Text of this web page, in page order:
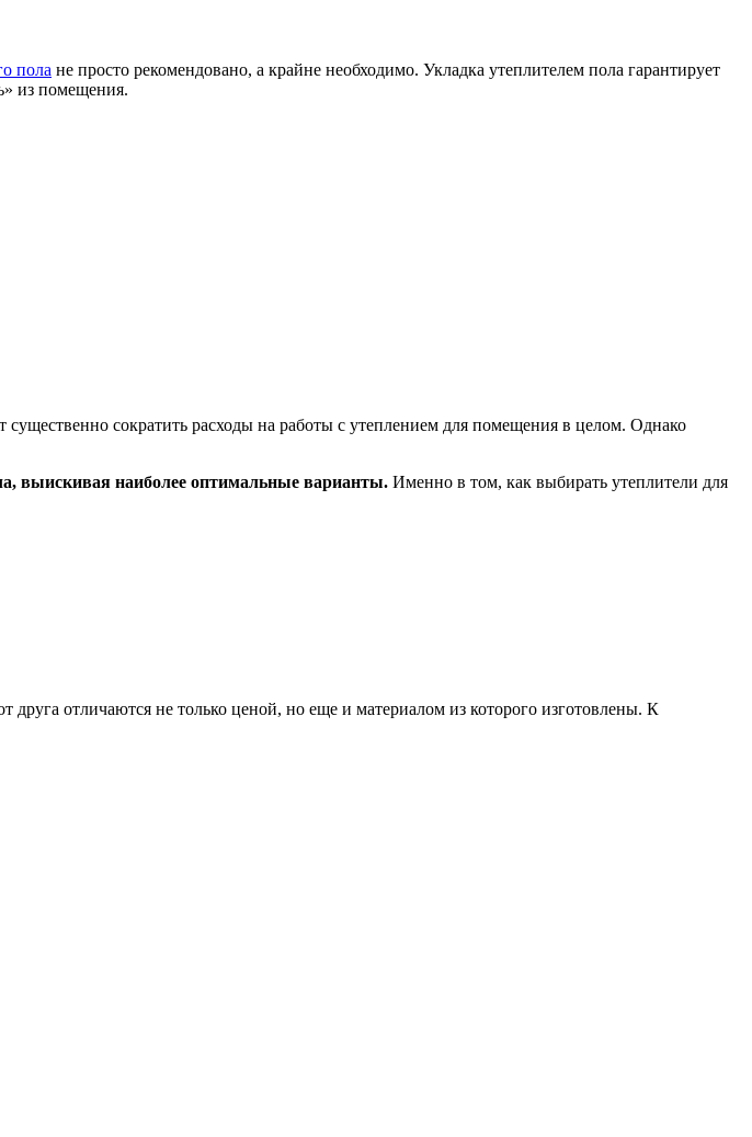
пола не просто рекомендовано, а крайне необходимо. Укладка утеплителем пола гарантирует
из помещения.
сократить расходы на работы с утеплением для помещения в целом. Однако
выискивая наиболее оптимальные варианты. Именно в том, как выбирать утеплители для
друга отличаются не только ценой, но еще и материалом из которого изготовлены. К